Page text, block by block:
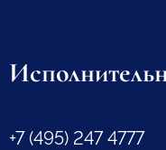
+7 (495) 247 4777